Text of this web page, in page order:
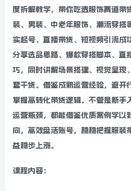
度拆解教学，带你吃透服饰赛道带
装、男装、中老年服饰、潮流穿搭
实起号、直播带货、短视频引流成
分享选品思路、爆款穿搭脚本、直
巧，同时讲解场景搭建、视觉呈现
套干货。借鉴成熟运营经验，避开
掌握高转化带货逻辑。不管是新手
运营瓶颈，都能借鉴优质案例学以
向，高效盘活账号，稳稳把握服装
益稳步上涨。
课程内容：